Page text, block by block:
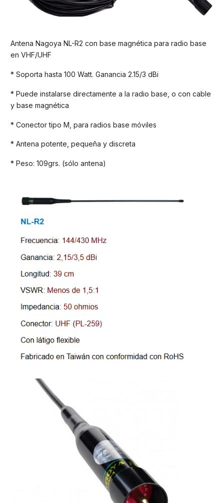
Antena Nagoya NL-R2 con base magnética para radio base
en VHF/UHF
* Soporta hasta 100 Watt. Ganancia 2.15/3 dBi
* Puede instalarse directamente a la radio base, o con cable
y base magnética
* Conector tipo M, para radios base móviles
* Antena potente, pequeña y discreta
* Peso: 109grs. (sólo antena)